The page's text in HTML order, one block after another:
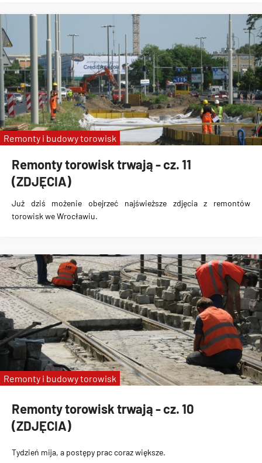
Remonty torowisk trwają - cz. 11
(ZDJĘCIA)
Już dziś możenie obejrzeć najświeższe zdjęcia z remontów
torowisk we Wrocławiu.
Remonty i budowy torowisk
Remonty torowisk trwają - cz. 10
(ZDJĘCIA)
Tydzień mija, a postępy prac coraz większe.
Remonty i budowy torowisk